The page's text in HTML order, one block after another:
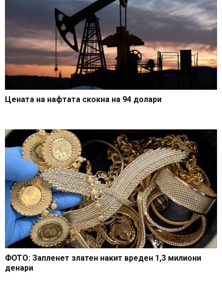
Цената на нафтата скокна на 94 долари
ФОТО: Запленет златен накит вреден 1,3 милиони
денари